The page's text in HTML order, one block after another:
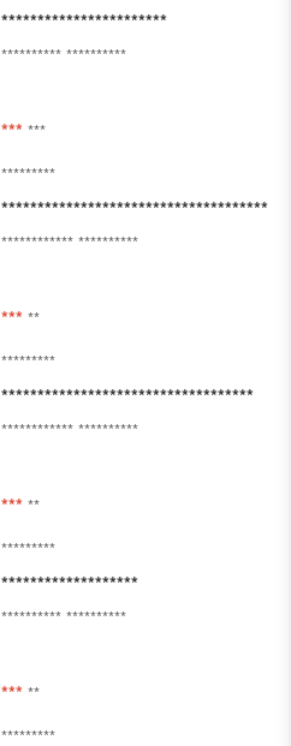
***********************
********** **********
*** ***
*********
*************************************
************ **********
*** **
*********
***********************************
************ **********
*** **
*********
*******************
********** **********
*** **
*********